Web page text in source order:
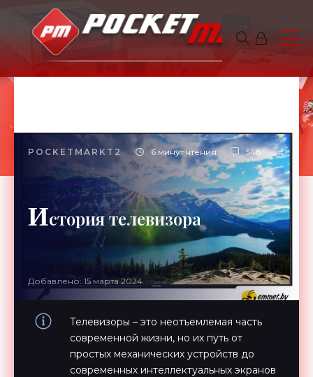
POCKETMARKT2 6 минут чтения 548
История телевизора
Добавлено: 15 марта 2024
Телевизоры – это неотъемлемая часть
современной жизни, но их путь от
простых механических устройств до
современных интеллектуальных экранов